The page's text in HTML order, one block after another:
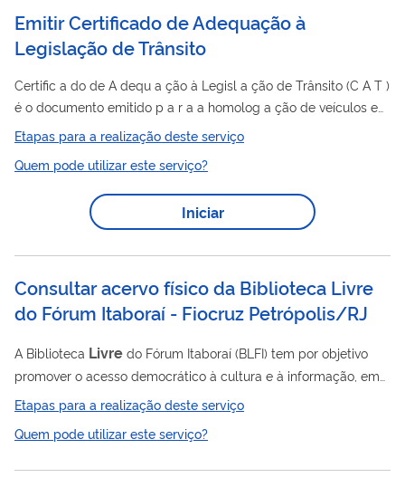
Emitir Certificado de Adequação à
Legislação de Trânsito
Certific a do de A dequ a ção à Legisl a ção de Trânsito (C A T )
é o documento emitido p a r a a homolog a ção de veículos e
equip a mentos veicul a res com concessão do código de m a
Veículos A utomotores ( Ren a v a m ). A emissão do Certific a
Etapas para a realização deste serviço
Quem pode utilizar este serviço?
Iniciar
Consultar acervo físico da Biblioteca Livre
do Fórum Itaboraí - Fiocruz Petrópolis/RJ
A Biblioteca Livre do Fórum Itaboraí (BLFI) tem por objetivo
promover o acesso democrático à cultura e à informação, em
um espaço de inclusão social, visando auxiliar na educação e
no desenvolvimento sociocultural, minimizar a exclusão social,
contribuir para a compreensão das diferenças socioculturais,
Etapas para a realização deste serviço
Quem pode utilizar este serviço?